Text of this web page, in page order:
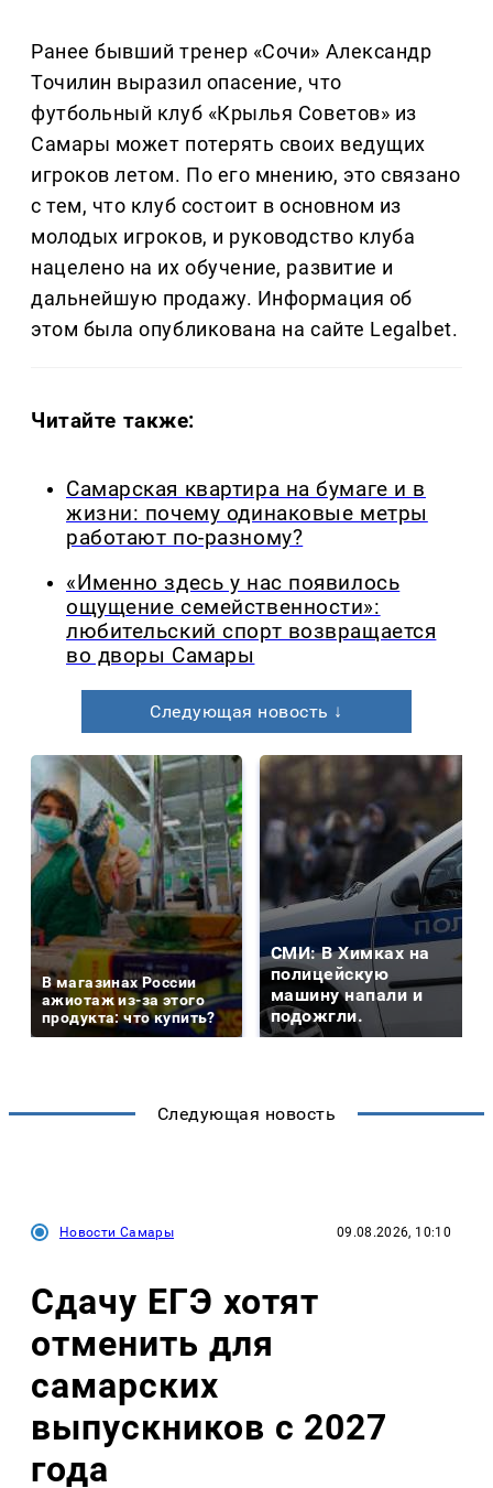
Ранее бывший тренер «Сочи» Александр
Точилин выразил опасение, что
футбольный клуб «Крылья Советов» из
Самары может потерять своих ведущих
игроков летом. По его мнению, это связано
с тем, что клуб состоит в основном из
молодых игроков, и руководство клуба
нацелено на их обучение, развитие и
дальнейшую продажу. Информация об
этом была опубликована на сайте Legalbet.
Читайте также:
Самарская квартира на бумаге и в
жизни: почему одинаковые метры
работают по-разному?
«Именно здесь у нас появилось
ощущение семейственности»:
любительский спорт возвращается
во дворы Самары
Следующая новость ↓
В магазинах России
ажиотаж из-за этого
продукта: что купить?
СМИ: В Химках на
полицейскую
машину напали и
подожгли.
Следующая новость
Новости Самары 09.08.2026, 10:10
Сдачу ЕГЭ хотят
отменить для
самарских
выпускников с 2027
года